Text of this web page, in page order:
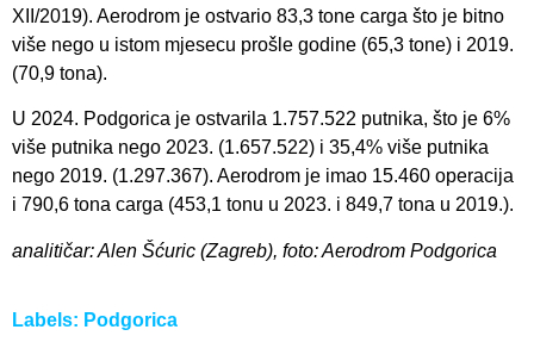
XII/2019). Aerodrom je ostvario 83,3 tone carga što je bitno
više nego u istom mjesecu prošle godine (65,3 tone) i 2019.
(70,9 tona).
U 2024. Podgorica je ostvarila 1.757.522 putnika, što je 6%
više putnika nego 2023. (1.657.522) i 35,4% više putnika
nego 2019. (1.297.367). Aerodrom je imao 15.460 operacija
i 790,6 tona carga (453,1 tonu u 2023. i 849,7 tona u 2019.).
analitičar: Alen Šćuric (Zagreb), foto: Aerodrom Podgorica
Labels: Podgorica